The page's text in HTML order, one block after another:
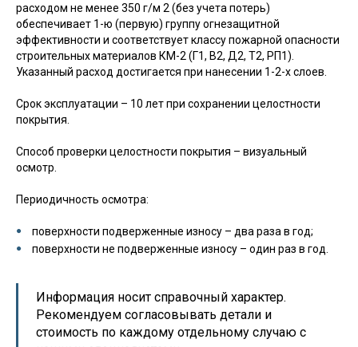
расходом не менее 350 г/м 2 (без учета потерь)
обеспечивает 1-ю (первую) группу огнезащитной
эффективности и соответствует классу пожарной опасности
строительных материалов КМ-2 (Г1, В2, Д2, Т2, РП1).
Указанный расход достигается при нанесении 1-2-х слоев.
Срок эксплуатации – 10 лет при сохранении целостности
покрытия.
Способ проверки целостности покрытия – визуальный
осмотр.
Периодичность осмотра:
поверхности подверженные износу – два раза в год;
поверхности не подверженные износу – один раз в год.
Информация носит справочный характер.
Рекомендуем согласовывать детали и
стоимость по каждому отдельному случаю с